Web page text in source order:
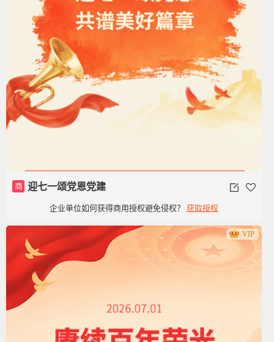
商 迎七一颂党恩党建
企业单位如何获得商用授权避免侵权？ 获取授权
VIP